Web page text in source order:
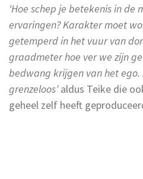
‘Hoe schep je betekenis in de
ervaringen? Karakter moet
getemperd in het vuur van
graadmeter hoe ver we zijn
bedwang krijgen van het
grenzeloos’aldus Teike die
geheel zelf heeft